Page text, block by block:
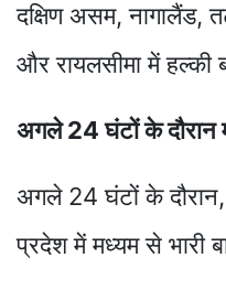
दक्षिण असम, नागालैंड,
और रायलसीमा में हल्की
अगले 24 घंटों के दौरान
अगले 24 घंटों के दौरान,
प्रदेश में मध्यम से भारी